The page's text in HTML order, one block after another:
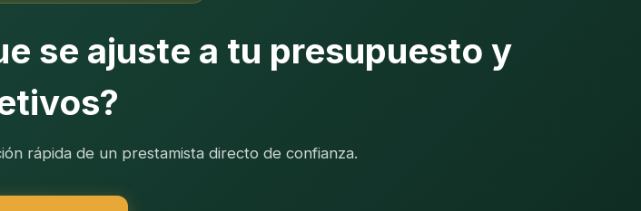
se ajuste a tu presupuesto y
rápida de un prestamista directo de confianza.